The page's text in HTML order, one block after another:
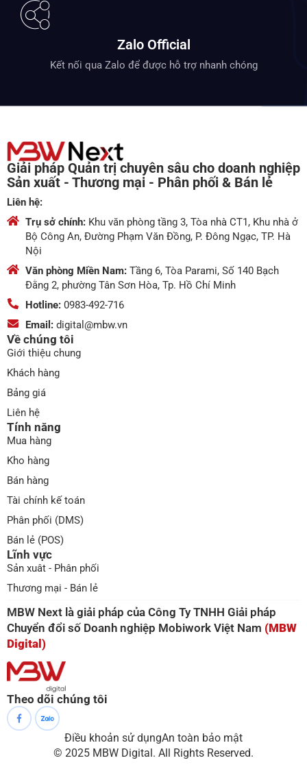
Zalo Official
Kết nối qua Zalo để được hỗ trợ nhanh chóng
Giải pháp Quản trị chuyên sâu cho doanh nghiệp
Sản xuất - Thương mại - Phân phối & Bán lẻ
Liên hệ:
Trụ sở chính: Khu văn phòng tầng 3, Tòa nhà CT1, Khu nhà ở
Bộ Công An, Đường Phạm Văn Đồng, P. Đông Ngạc, TP. Hà
Nội
Văn phòng Miền Nam: Tầng 6, Tòa Parami, Số 140 Bạch
Đằng 2, phường Tân Sơn Hòa, Tp. Hồ Chí Minh
Hotline: 0983-492-716
Email: digital@mbw.vn
Về chúng tôi
Giới thiệu chung
Khách hàng
Bảng giá
Liên hệ
Tính năng
Mua hàng
Kho hàng
Bán hàng
Tài chính kế toán
Phân phối (DMS)
Bán lẻ (POS)
Lĩnh vực
Sản xuât - Phân phối
Thương mại - Bán lẻ
MBW Next là giải pháp của Công Ty TNHH Giải pháp
Chuyển đổi số Doanh nghiệp Mobiwork Việt Nam (MBW
Digital)
Theo dõi chúng tôi
© 2025 MBW Digital. All Rights Reserved.
Điều khoản sử dụngAn toàn bảo mật